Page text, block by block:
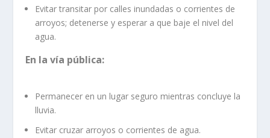
Evitar transitar por calles inundadas o corrientes de
arroyos; detenerse y esperar a que baje el nivel del
agua.
En la vía pública:
Permanecer en un lugar seguro mientras concluye la
lluvia.
Evitar cruzar arroyos o corrientes de agua.